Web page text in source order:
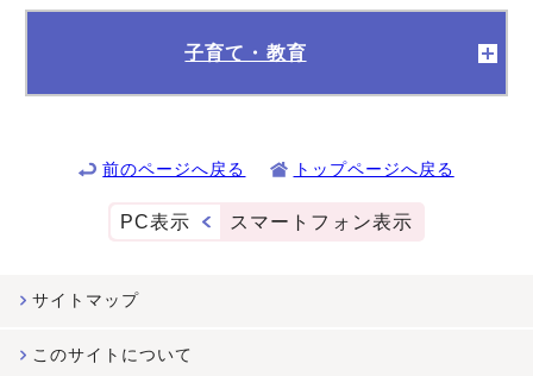
子育て・教育
前のページへ戻る トップページへ戻る
PC表示 スマートフォン表示
サイトマップ
このサイトについて